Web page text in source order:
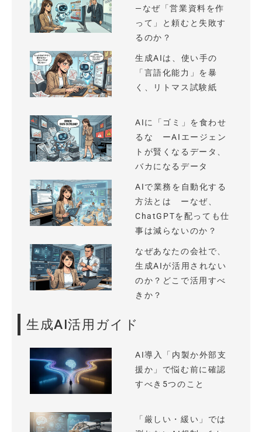
—なぜ「営業資料を作
って」と頼むと失敗す
るのか？
生成AIは、使い手の
「言語化能力」を暴
く、リトマス試験紙
AIに「ゴミ」を食わせ
るな ーAIエージェン
トが賢くなるデータ、
バカになるデータ
AIで業務を自動化する
方法とは ーなぜ、
ChatGPTを配っても仕
事は減らないのか？
なぜあなたの会社で、
生成AIが活用されない
のか？どこで活用すべ
きか？
生成AI活用ガイド
AI導入「内製か外部支
援か」で悩む前に確認
すべき5つのこと
「厳しい・緩い」では